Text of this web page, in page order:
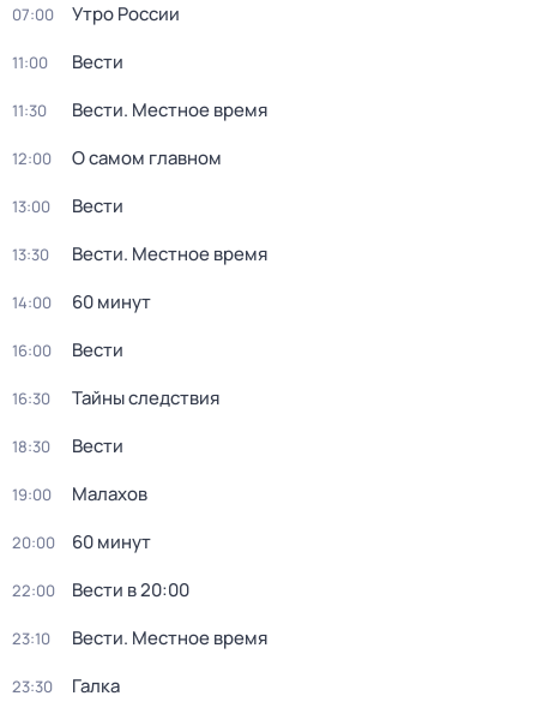
07:00 Утро России
11:00 Вести
11:30 Вести. Местное время
12:00 О самом главном
13:00 Вести
13:30 Вести. Местное время
14:00 60 минут
16:00 Вести
16:30 Тайны следствия
18:30 Вести
19:00 Малахов
20:00 60 минут
22:00 Вести в 20:00
23:10 Вести. Местное время
23:30 Галка